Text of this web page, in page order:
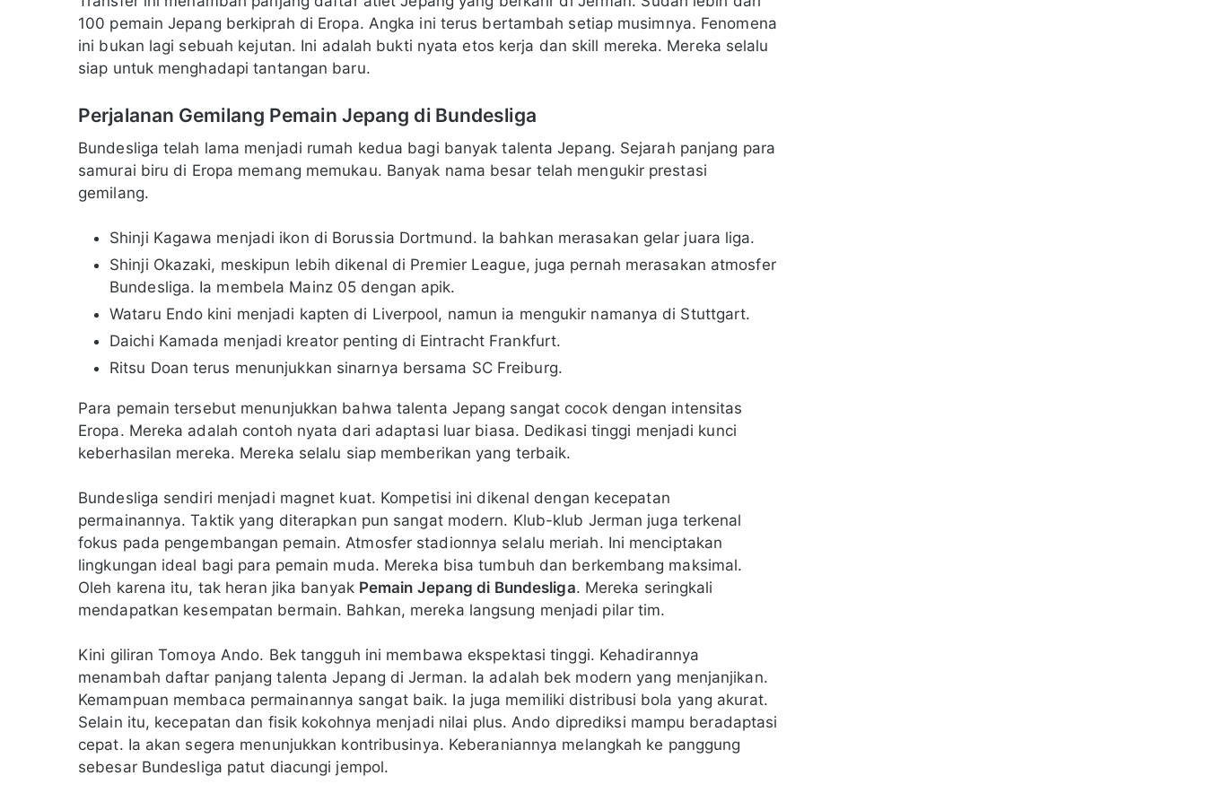
100 pemain Jepang berkiprah di Eropa. Angka ini terus bertambah setiap musimnya. Fenomena
ini bukan lagi sebuah kejutan. Ini adalah bukti nyata etos kerja dan skill mereka. Mereka selalu
siap untuk menghadapi tantangan baru.
Perjalanan Gemilang Pemain Jepang di Bundesliga
Bundesliga telah lama menjadi rumah kedua bagi banyak talenta Jepang. Sejarah panjang para
samurai biru di Eropa memang memukau. Banyak nama besar telah mengukir prestasi
gemilang.
Shinji Kagawa menjadi ikon di Borussia Dortmund. Ia bahkan merasakan gelar juara liga.
Shinji Okazaki, meskipun lebih dikenal di Premier League, juga pernah merasakan atmosfer
Bundesliga. Ia membela Mainz 05 dengan apik.
Wataru Endo kini menjadi kapten di Liverpool, namun ia mengukir namanya di Stuttgart.
Daichi Kamada menjadi kreator penting di Eintracht Frankfurt.
Ritsu Doan terus menunjukkan sinarnya bersama SC Freiburg.
Para pemain tersebut menunjukkan bahwa talenta Jepang sangat cocok dengan intensitas
Eropa. Mereka adalah contoh nyata dari adaptasi luar biasa. Dedikasi tinggi menjadi kunci
keberhasilan mereka. Mereka selalu siap memberikan yang terbaik.
Bundesliga sendiri menjadi magnet kuat. Kompetisi ini dikenal dengan kecepatan
permainannya. Taktik yang diterapkan pun sangat modern. Klub-klub Jerman juga terkenal
fokus pada pengembangan pemain. Atmosfer stadionnya selalu meriah. Ini menciptakan
lingkungan ideal bagi para pemain muda. Mereka bisa tumbuh dan berkembang maksimal.
Oleh karena itu, tak heran jika banyak Pemain Jepang di Bundesliga. Mereka seringkali
mendapatkan kesempatan bermain. Bahkan, mereka langsung menjadi pilar tim.
Kini giliran Tomoya Ando. Bek tangguh ini membawa ekspektasi tinggi. Kehadirannya
menambah daftar panjang talenta Jepang di Jerman. Ia adalah bek modern yang menjanjikan.
Kemampuan membaca permainannya sangat baik. Ia juga memiliki distribusi bola yang akurat.
Selain itu, kecepatan dan fisik kokohnya menjadi nilai plus. Ando diprediksi mampu beradaptasi
cepat. Ia akan segera menunjukkan kontribusinya. Keberaniannya melangkah ke panggung
sebesar Bundesliga patut diacungi jempol.